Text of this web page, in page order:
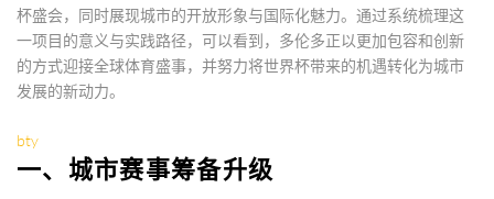
杯盛会，同时展现城市的开放形象与国际化魅力。通过系统梳理这
一项目的意义与实践路径，可以看到，多伦多正以更加包容和创新
的方式迎接全球体育盛事，并努力将世界杯带来的机遇转化为城市
发展的新动力。
bty
一、城市赛事筹备升级